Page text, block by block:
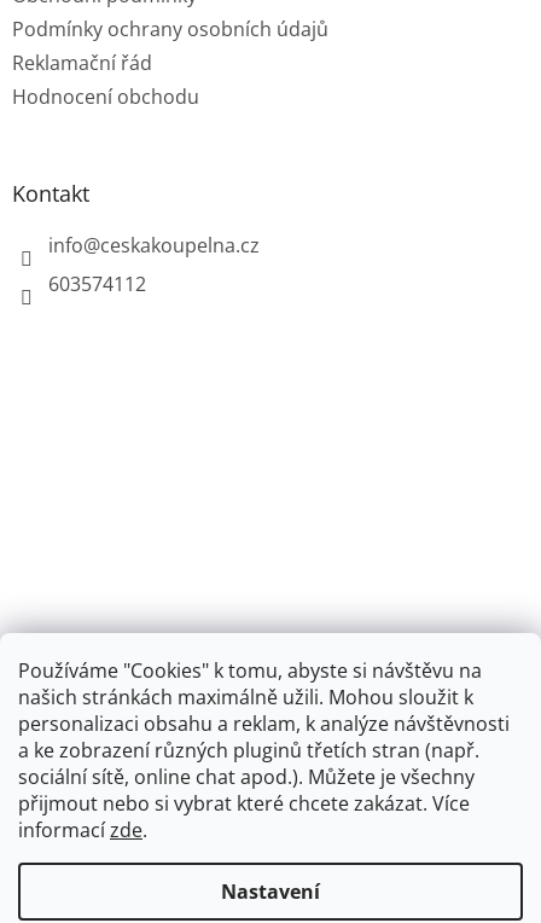
Používáme "Cookies" k tomu, abyste si návštěvu na
našich stránkách maximálně užili. Mohou sloužit k
personalizaci obsahu a reklam, k analýze návštěvnosti
a ke zobrazení různých pluginů třetích stran (např.
sociální sítě, online chat apod.). Můžete je všechny
přijmout nebo si vybrat které chcete zakázat. Více
informacízde.
Nastavení
Podmínky ochrany osobních údajů
Reklamační řád
Hodnocení obchodu
Kontakt
info@ceskakoupelna.cz
603574112
Retro koupelna
Vytvořil Shoptet + plnenieshopu.cz